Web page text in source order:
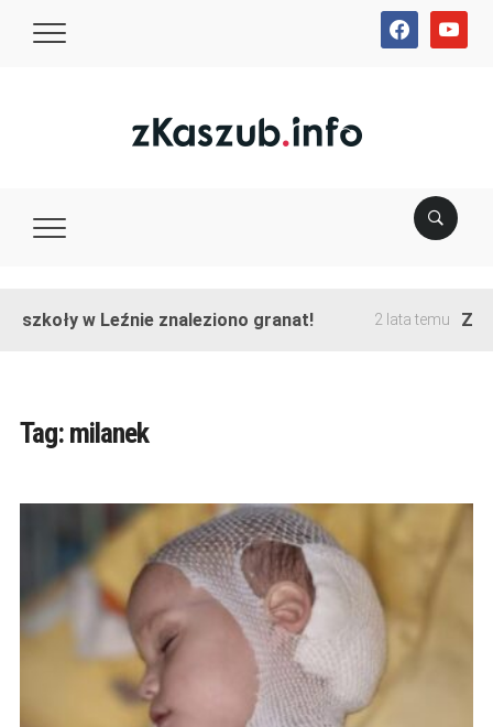
facebookyoutube
szkoły w Leźnie znaleziono granat! 2 lata temu
Tag: milanek